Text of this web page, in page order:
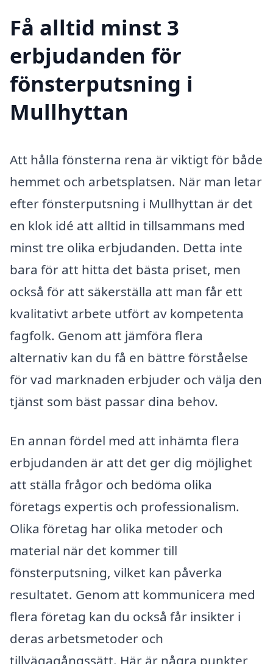
Få alltid minst 3
erbjudanden för
fönsterputsning i
Mullhyttan
Att hålla fönsterna rena är viktigt för både
hemmet och arbetsplatsen. När man letar
efter fönsterputsning i Mullhyttan är det
en klok idé att alltid in tillsammans med
minst tre olika erbjudanden. Detta inte
bara för att hitta det bästa priset, men
också för att säkerställa att man får ett
kvalitativt arbete utfört av kompetenta
fagfolk. Genom att jämföra flera
alternativ kan du få en bättre förståelse
för vad marknaden erbjuder och välja den
tjänst som bäst passar dina behov.
En annan fördel med att inhämta flera
erbjudanden är att det ger dig möjlighet
att ställa frågor och bedöma olika
företags expertis och professionalism.
Olika företag har olika metoder och
material när det kommer till
fönsterputsning, vilket kan påverka
resultatet. Genom att kommunicera med
flera företag kan du också får insikter i
deras arbetsmetoder och
tillvägagångssätt. Här är några punkter